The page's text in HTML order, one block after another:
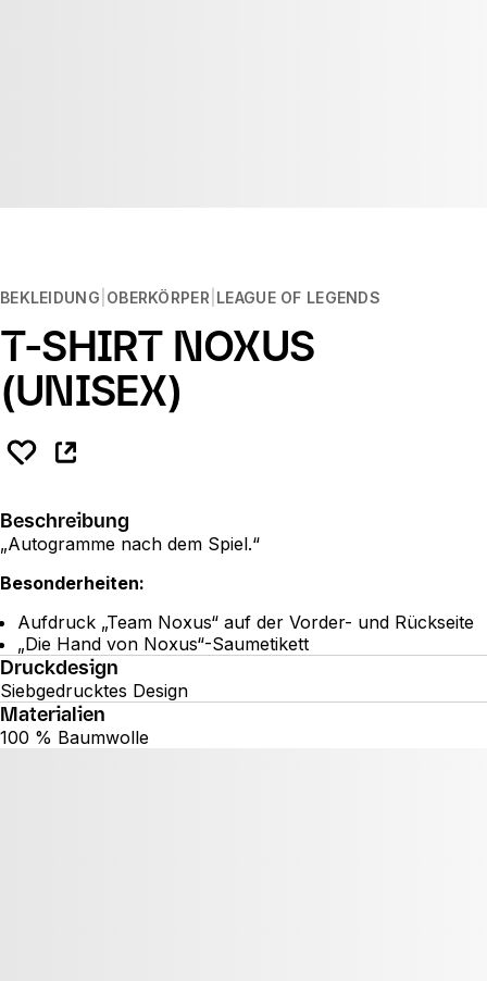
BEKLEIDUNG OBERKÖRPER LEAGUE OF LEGENDS
T-SHIRT NOXUS
(UNISEX)
Beschreibung
„Autogramme nach dem Spiel.“
Besonderheiten:
Aufdruck „Team Noxus“ auf der Vorder- und Rückseite
„Die Hand von Noxus“-Saumetikett
Druckdesign
Siebgedrucktes Design
Materialien
100 % Baumwolle